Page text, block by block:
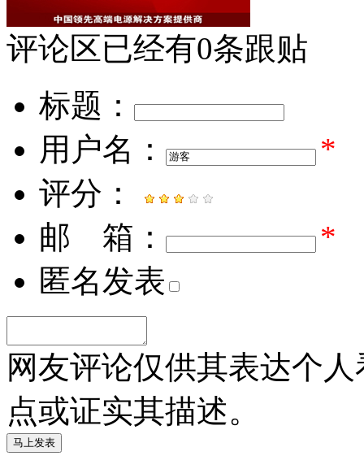
评论区已经有0条跟贴
标题：
用户名：
*
评分：
邮 箱：
*
匿名发表
网友评论仅供其表达个
点或证实其描述。